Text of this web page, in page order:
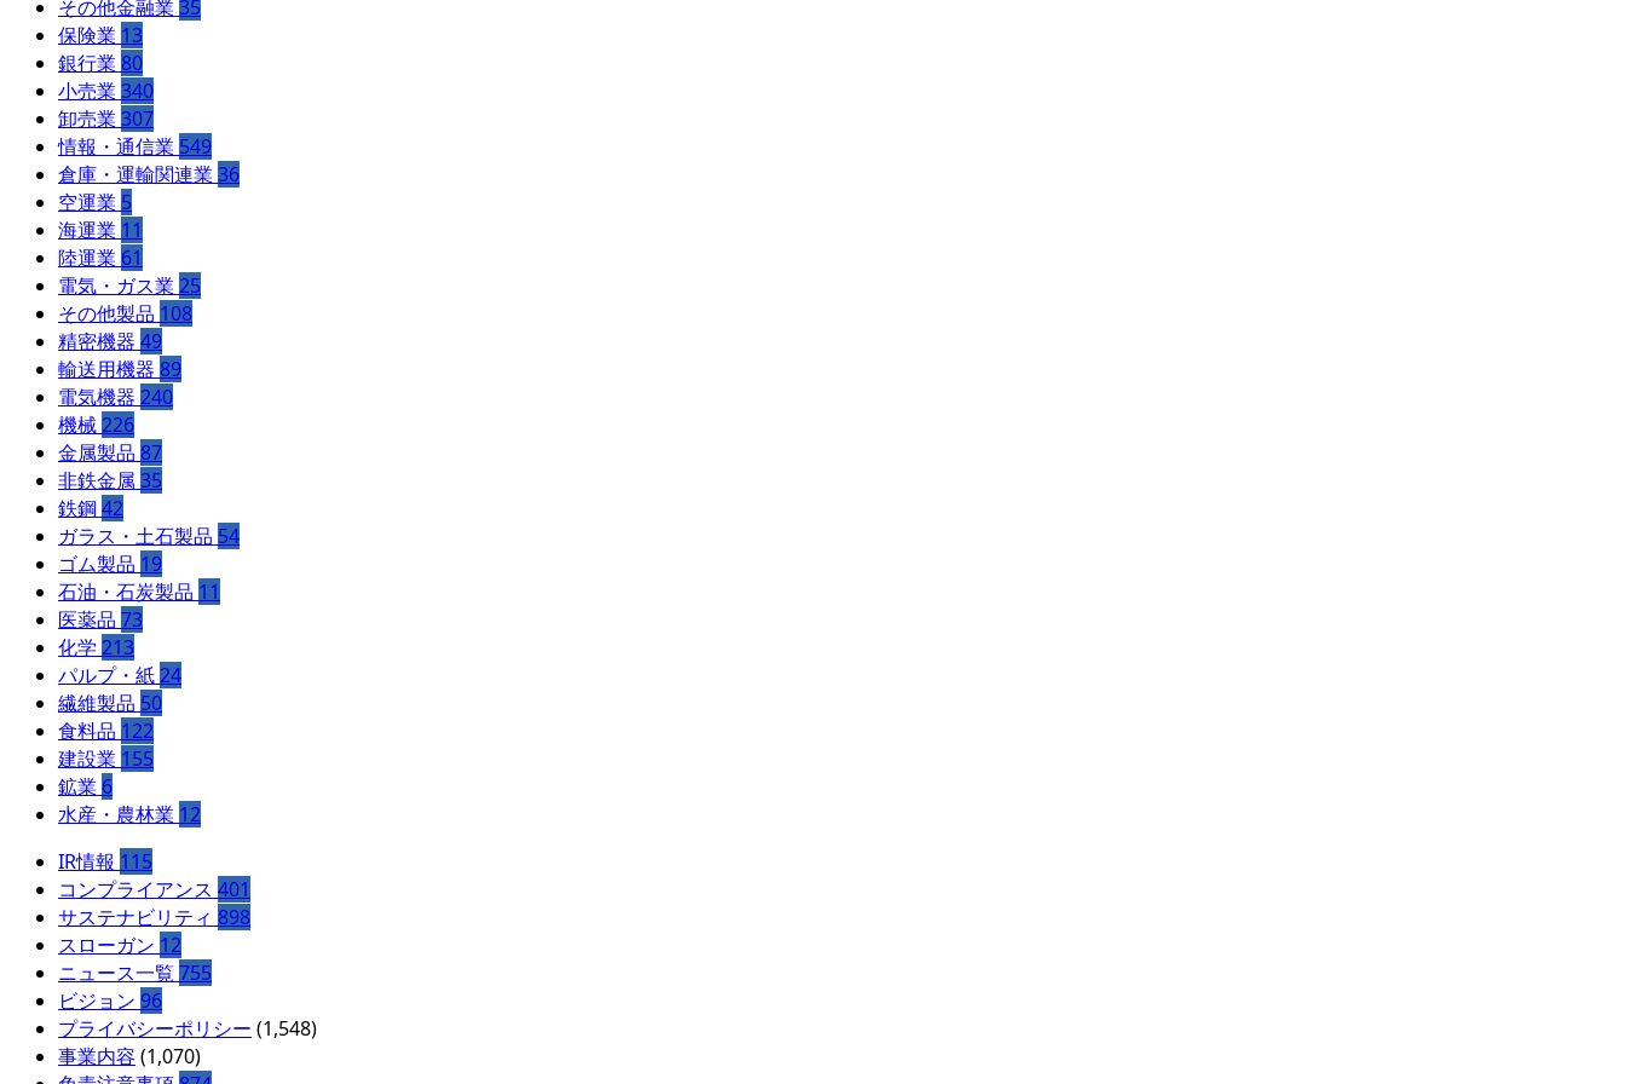
その他金融業 35
保険業 13
銀行業 80
小売業 340
卸売業 307
情報・通信業 549
倉庫・運輸関連業 36
空運業 5
海運業 11
陸運業 61
電気・ガス業 25
その他製品 108
精密機器 49
輸送用機器 89
電気機器 240
機械226
金属製品 87
非鉄金属 35
鉄鋼42
ガラス・土石製品 54
ゴム製品 19
石油・石炭製品 11
医薬品 73
化学 213
パルプ・紙24
繊維製品 50
食料品 122
建設業 155
鉱業 6
水産・農林業 12
IR情報 115
コンプライアンス 401
サステナビリティ 898
スローガン 12
ニュース一覧 755
ビジョン 96
プライバシーポリシー (1,548)
事業内容 (1,070)